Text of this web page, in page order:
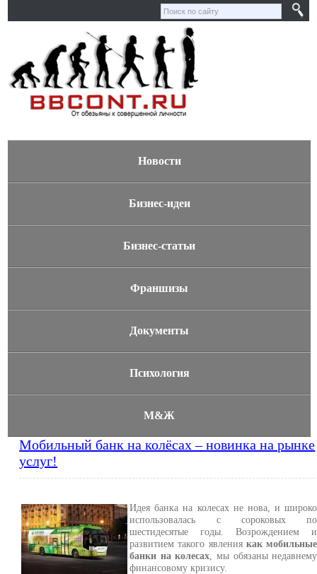
Новости
Бизнес-идеи
Бизнес-статьи
Франшизы
Документы
Психология
М&Ж
Мобильный банк на колёсах – новинка на рынке
услуг!
Идея банка на колесах не нова, и широко
использовалась с сороковых по
шестидесятые годы. Возрождением и
развитием такого явления как мобильные
банки на колесах , мы обязаны недавнему
финансовому кризису.